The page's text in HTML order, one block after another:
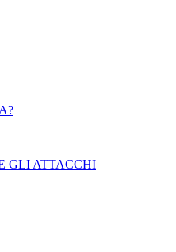
GLI ATTACCHI